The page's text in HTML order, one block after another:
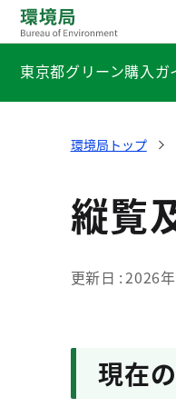
東京都グリーン購入ガ
環境局トップ
縦覧
更新日 2026
現在